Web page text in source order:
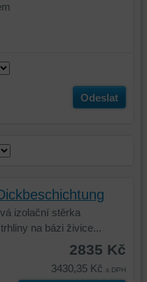
Odeslat
izolační stěrka
na bázi živice...
2835 Kč
3430,35 Kč s DPH